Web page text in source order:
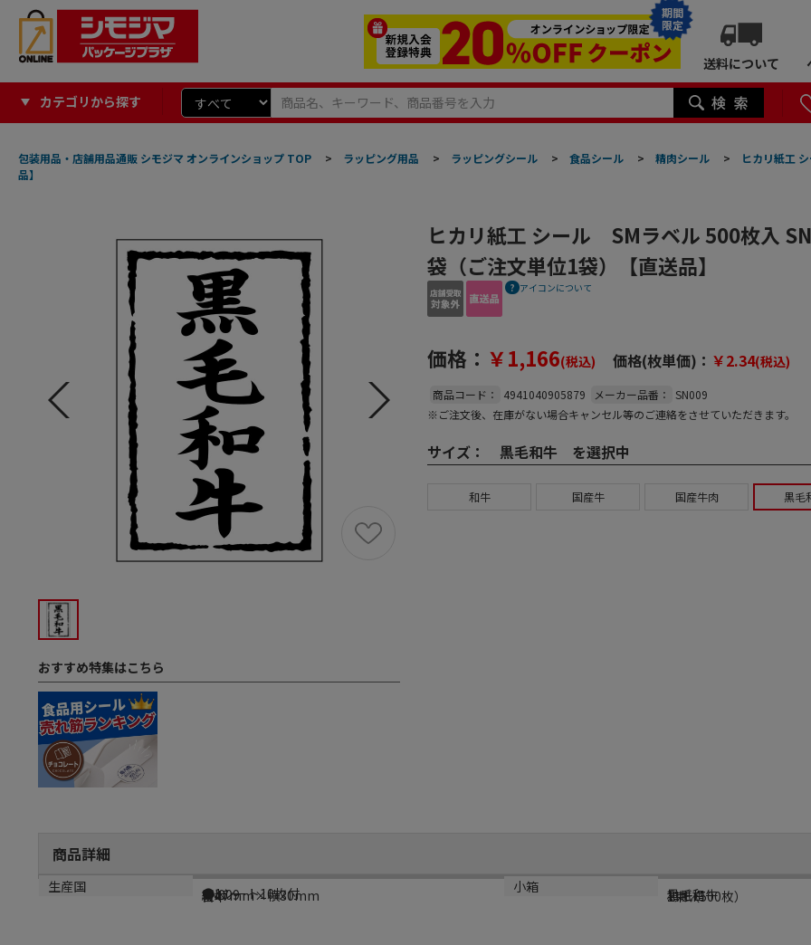
期間
限定
送料について
カテゴリから探す
包装用品・店舗用品通販 シモジマ オンラインショップ TOP > ラッピング用品 > ラッピングシール > 食品シール > 精肉シール >
ヒカリ紙工
品】
おすすめ特集はこちら
ヒカリ紙工 シール SMラベル 500枚入
袋（ご注文単位1袋）【直送品】
アイコンについて
価格： ￥1,166(税込) 価格(枚単価)： ￥2.34(税込)
商品コード： 4941040905879 メーカー品番：
SN009
※ご注文後、在庫がない場合キャンセル等のご連絡をさせていただきます。
サイズ： 黒毛和牛 を選択中
和牛 国産牛 国産牛肉 黒毛
商品詳細
商品説明
●1シート10枚付
メーカー品番
SN009
規格
黒毛和牛
サイズ
縦47mm×横30mm
材質
和紙白
生産国
日本
小箱
1束（500枚）